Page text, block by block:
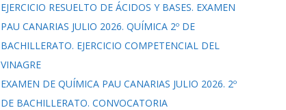
EJERCICIO RESUELTO DE ÁCIDOS Y BASES. EXAMEN
PAU CANARIAS JULIO 2026. QUÍMICA 2º DE
BACHILLERATO. EJERCICIO COMPETENCIAL DEL
VINAGRE
EXAMEN DE QUÍMICA PAU CANARIAS JULIO 2026. 2º
DE BACHILLERATO. CONVOCATORIA